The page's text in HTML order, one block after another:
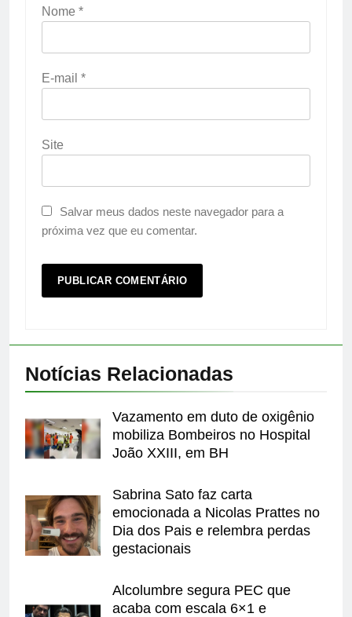
Nome *
E-mail *
Site
Salvar meus dados neste navegador para a
próxima vez que eu comentar.
Notícias Relacionadas
Vazamento em duto de oxigênio
mobiliza Bombeiros no Hospital
João XXIII, em BH
Sabrina Sato faz carta
emocionada a Nicolas Prattes no
Dia dos Pais e relembra perdas
gestacionais
Alcolumbre segura PEC que
acaba com escala 6×1 e